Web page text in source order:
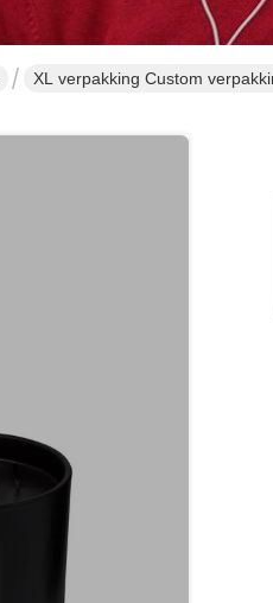
XL verpakking Custom